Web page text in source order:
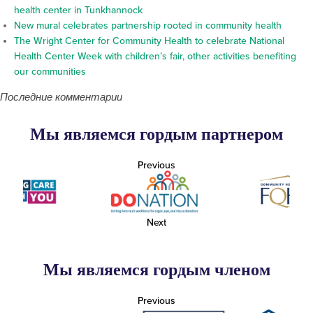
health center in Tunkhannock
New mural celebrates partnership rooted in community health
The Wright Center for Community Health to celebrate National
Health Center Week with children’s fair, other activities benefiting
our communities
Последние комментарии
Мы являемся гордым партнером
Previous
Next
Мы являемся гордым членом
Previous